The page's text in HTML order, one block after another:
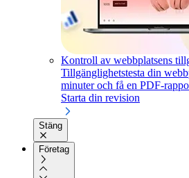
Kontroll av webbplatsens
Tillgänglighetstesta din
minuter och få en PDF-
Starta din revision
Stäng
Företag